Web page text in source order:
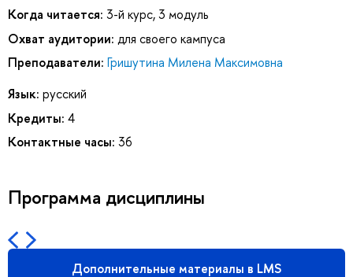
Когда читается: 3-й курс, 3 модуль
Охват аудитории: для своего кампуса
Преподаватели: Гришутина Милена Максимовна
Язык: русский
Кредиты: 4
Контактные часы: 36
Программа дисциплины
Дополнительные материалы в LMS